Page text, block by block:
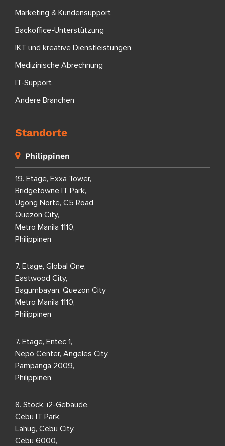
Marketing & Kundensupport
Backoffice-Unterstützung
IKT und kreative Dienstleistungen
Medizinische Abrechnung
IT-Support
Andere Branchen
Standorte
Philippinen
19. Etage, Exxa Tower,
Bridgetowne IT Park,
Ugong Norte, C5 Road
Quezon City,
Metro Manila 1110,
Philippinen
7. Etage, Global One,
Eastwood City,
Bagumbayan, Quezon City
Metro Manila 1110,
Philippinen
7. Etage, Entec 1,
Nepo Center, Angeles City,
Pampanga 2009,
Philippinen
8. Stock, i2-Gebäude,
Cebu IT Park,
Lahug, Cebu City,
Cebu 6000,